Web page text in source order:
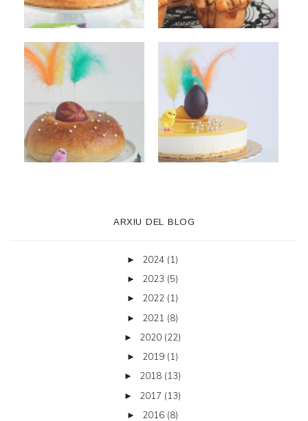
ARXIU DEL BLOG
► 2024 (1)
► 2023 (5)
► 2022 (1)
► 2021 (8)
► 2020 (22)
► 2019 (1)
► 2018 (13)
► 2017 (13)
► 2016 (8)